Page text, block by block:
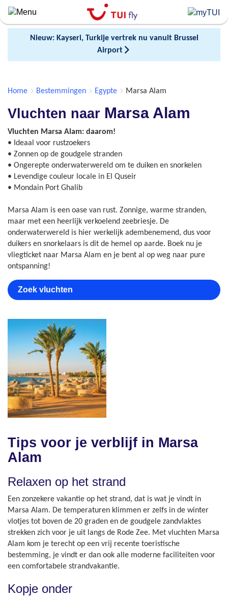
Skip
to
main
Nieuw: Kayseri, Turkije vertrek nu vanuit Brussel
Airport
Home Bestemmingen Egypte Marsa Alam
Vluchten naar Marsa Alam
Vluchten Marsa Alam: daarom!
• Ideaal voor rustzoekers
• Zonnen op de goudgele stranden
• Ongerepte onderwaterwereld om te duiken en snorkelen
• Levendige couleur locale in El Quseir
• Mondain Port Ghalib
Marsa Alam is een oase van rust. Zonnige, warme stranden,
maar met een heerlijk verkoelend zeebriesje. De
onderwaterwereld is hier werkelijk adembenemend, dus voor
duikers en snorkelaars is dit de hemel op aarde. Boek nu je
vliegticket naar Marsa Alam en je bent al op weg naar pure
ontspanning!
Zoek vluchten
Tips voor je verblijf in Marsa
Alam
Relaxen op het strand
Een zonzekere vakantie op het strand, dat is wat je vindt in
Marsa Alam. De temperaturen klimmen er zelfs in de winter
vlotjes tot boven de 20 graden en de goudgele zandvlaktes
strekken zich voor je uit langs de Rode Zee. Met vluchten Marsa
Alam kom je terecht op een vrij recente toeristische
bestemming, je vindt er dan ook alle moderne faciliteiten voor
een comfortabele strandvakantie.
Kopje onder